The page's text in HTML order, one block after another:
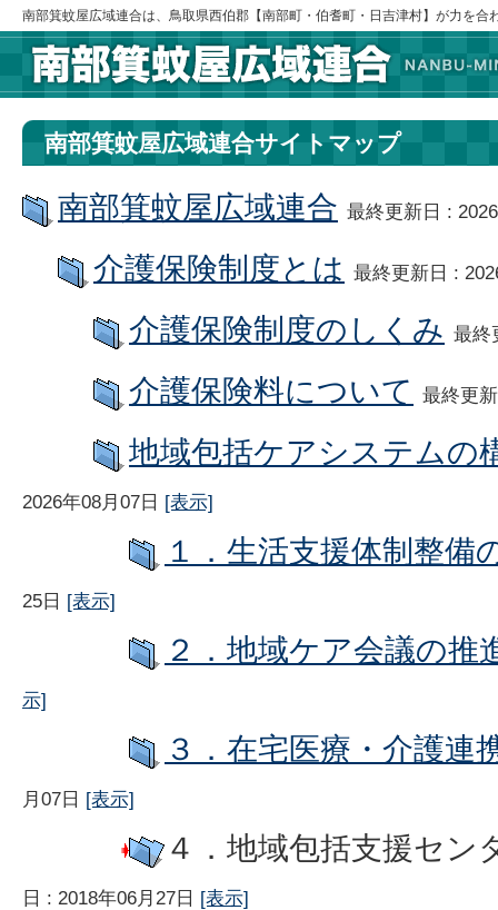
南部箕蚊屋広域連合は、鳥取県西伯郡【南部町・伯耆町・日吉津村】が力を合
南部箕蚊屋広域連合サイトマップ
南部箕蚊屋広域連合 最終更新日 :
介護保険制度とは 最終更新日 :
介護保険制度のしくみ 最終
介護保険料について 最終更
地域包括ケアシステムの
2026年08月07日 [表示]
１．生活支援体制整備
25日 [表示]
２．地域ケア会議の推
示]
３．在宅医療・介護連
月07日 [表示]
４．地域包括支援セン
日 : 2018年06月27日 [表示]